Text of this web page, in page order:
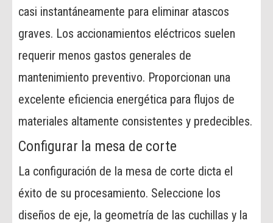
casi instantáneamente para eliminar atascos
graves. Los accionamientos eléctricos suelen
requerir menos gastos generales de
mantenimiento preventivo. Proporcionan una
excelente eficiencia energética para flujos de
materiales altamente consistentes y predecibles.
Configurar la mesa de corte
La configuración de la mesa de corte dicta el
éxito de su procesamiento. Seleccione los
diseños de eje, la geometría de las cuchillas y la